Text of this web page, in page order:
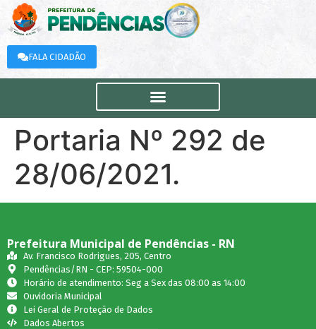
FALA CIDADÃO
Portaria Nº 292 de
28/06/2021.
Prefeitura Municipal de Pendências - RN
Av. Francisco Rodrigues, 205, Centro
Pendências/RN - CEP: 59504-000
Horário de atendimento: Seg a Sex das 08:00 as 14:00
Ouvidoria Municipal
Lei Geral de Proteção de Dados
Dados Abertos